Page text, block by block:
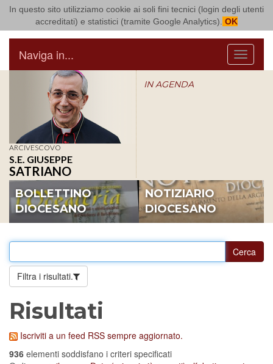
In questo sito utilizziamo cookie ai soli fini tecnici (login degli utenti
accreditati) e statistici (tramite Google Analytics). OK
Arcidiocesi di Bari Bitonto
Menu
Naviga in...
ARCIVESCOVO
S.E. GIUSEPPE
SATRIANO
IN AGENDA
BOLLETTINO
DIOCESANO
NOTIZIARIO
DIOCESANO
Filtra i risultati.
Risultati
Iscriviti a un feed RSS sempre aggiornato.
936 elementi soddisfano i criteri specificati